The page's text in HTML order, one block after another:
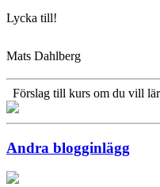
Lycka till!
Mats Dahlberg
Förslag till kurs om du vill
Andra blogginlägg